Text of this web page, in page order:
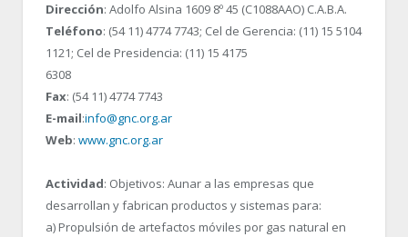
Dirección: Adolfo Alsina 1609 8º 45 (C1088AAO) C.A.B.A.
Teléfono: (54 11) 4774 7743; Cel de Gerencia: (11) 15 5104
1121; Cel de Presidencia: (11) 15 4175
6308
Fax: (54 11) 4774 7743
E-mail:info@gnc.org.ar
Web: www.gnc.org.ar
Actividad: Objetivos: Aunar a las empresas que
desarrollan y fabrican productos y sistemas para:
a) Propulsión de artefactos móviles por gas natural en